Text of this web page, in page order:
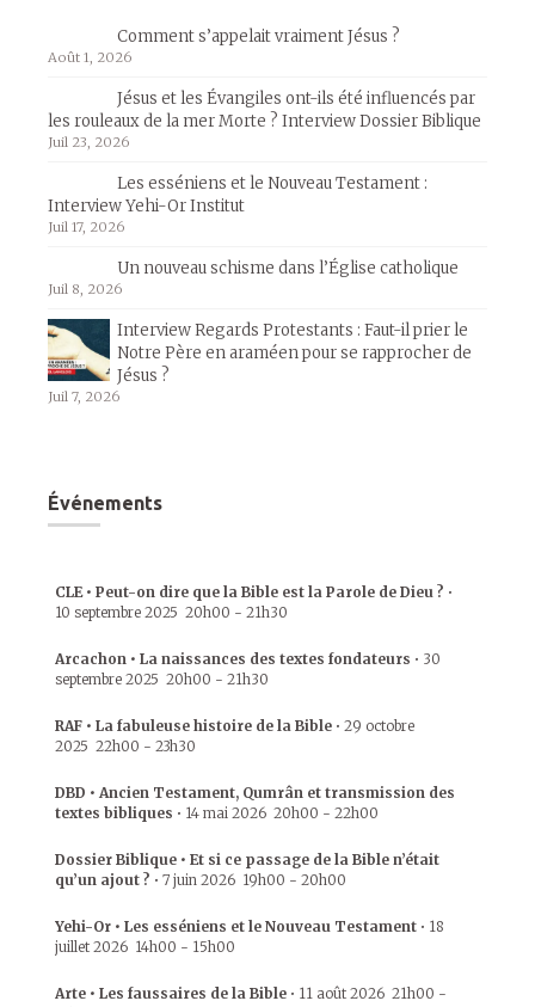
Comment s’appelait vraiment Jésus ?
Août 1, 2026
Jésus et les Évangiles ont-ils été influencés par
les rouleaux de la mer Morte ? Interview Dossier Biblique
Juil 23, 2026
Les esséniens et le Nouveau Testament :
Interview Yehi-Or Institut
Juil 17, 2026
Un nouveau schisme dans l’Église catholique
Juil 8, 2026
Interview Regards Protestants : Faut-il prier le
Notre Père en araméen pour se rapprocher de
Jésus ?
Juil 7, 2026
Événements
CLE • Peut-on dire que la Bible est la Parole de Dieu ? •
10 septembre 2025 20h00 - 21h30
Arcachon • La naissances des textes fondateurs • 30
septembre 2025 20h00 - 21h30
RAF • La fabuleuse histoire de la Bible • 29 octobre
2025 22h00 - 23h30
DBD • Ancien Testament, Qumrân et transmission des
textes bibliques • 14 mai 2026 20h00 - 22h00
Dossier Biblique • Et si ce passage de la Bible n’était
qu’un ajout ? • 7 juin 2026 19h00 - 20h00
Yehi-Or • Les esséniens et le Nouveau Testament • 18
juillet 2026 14h00 - 15h00
Arte • Les faussaires de la Bible • 11 août 2026 21h00 -